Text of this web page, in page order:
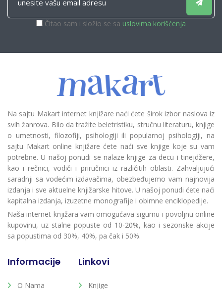
Čitao sam i složio se sa uslovima korišćenja
Na sajtu Makart internet knjižare naći ćete širok izbor naslova iz
svih žanrova. Bilo da tražite beletristiku, stručnu literaturu, knjige
o umetnosti, filozofiji, psihologiji ili popularnoj psihologiji, na
sajtu Makart online knjižare ćete naći sve knjige koje su vam
potrebne. U našoj ponudi se nalaze knjige za decu i tinejdžere,
kao i rečnici, vodiči i priručnici iz različitih oblasti. Zahvaljujući
saradnji sa vodećim izdavačima, obezbeđujemo vam najnovija
izdanja i sve aktuelne knjižarske hitove. U našoj ponudi ćete naći
kapitalna izdanja, izuzetne monografije i obimne enciklopedije.
Naša internet knjižara vam omogućava sigurnu i povoljnu online
kupovinu, uz stalne popuste od 10-20%, kao i sezonske akcije
sa popustima od 30%, 40%, pa čak i 50%.
Informacije
O Nama
Linkovi
Knjige